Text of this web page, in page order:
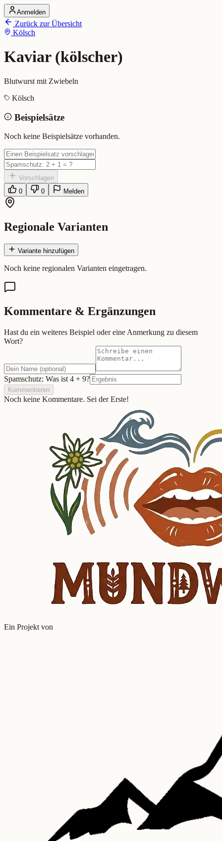
Startseite
Alle Dialekte
Dialekte vergleichen
Dialekt-Karte
Ranking
Kaviar (kölscher) (Kölsch)
Bedeutung: Blutwurst mit Zwiebeln
Eingereicht von: Mundwerk Team
Anmelden
Zurück zur Übersicht
Kölsch
Kaviar (kölscher)
Blutwurst mit Zwiebeln
Kölsch
Beispielsätze
Noch keine Beispielsätze vorhanden.
Vorschlagen
0
0 Melden
Regionale Varianten
Variante hinzufügen
Noch keine regionalen Varianten eingetragen.
Kommentare & Ergänzungen
Hast du ein weiteres Beispiel oder eine Anmerkung zu diesem
Wort?
Spamschutz: Was ist 4 + 9?
Kommentieren
Noch keine Kommentare. Sei der Erste!
Ein Projekt von